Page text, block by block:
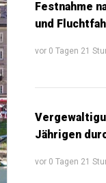
Festnahme
und
vor 0 Tagen 21
Jährigen
vor 0 Tagen 21